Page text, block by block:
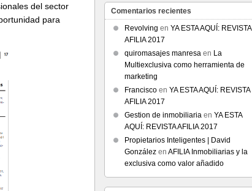
del sector
para
Comentarios recientes
Revolving en YA ESTA AQUÍ: REVISTA
AFILIA 2017
quiromasajes manresa en La
Multiexclusiva como herramienta de
marketing
Francisco en YA ESTA AQUÍ: REVISTA
AFILIA 2017
Gestion de inmobiliaria en YA ESTA
AQUÍ: REVISTA AFILIA 2017
Propietarios Inteligentes | David
González en AFILIA Inmobiliarias y la
exclusiva como valor añadido